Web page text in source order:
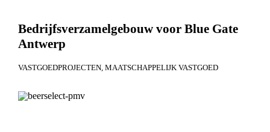
Bedrijfsverzamelgebouw voor Blue Gate
Antwerp
VASTGOEDPROJECTEN MAATSCHAPPELIJK VASTGOED